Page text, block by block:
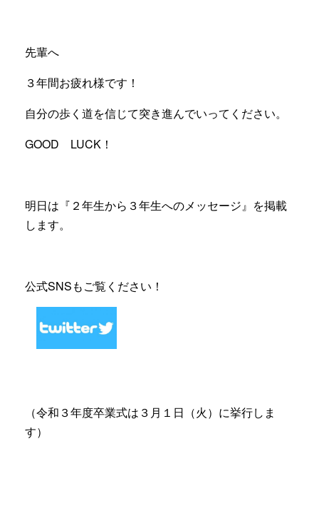
先輩へ
３年間お疲れ様です！
自分の歩く道を信じて突き進んでいってください。
GOOD LUCK！
明日は『２年生から３年生へのメッセージ』を掲載
します。
公式SNSもご覧ください！
（令和３年度卒業式は３月１日（火）に挙行しま
す）